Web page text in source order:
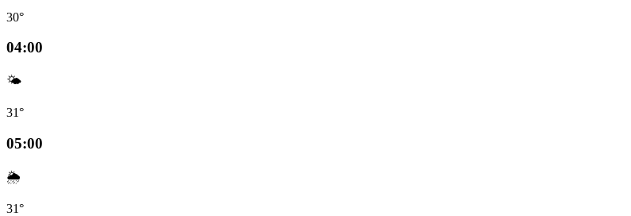
30°
04:00
🌤️
31°
05:00
🌦️
31°